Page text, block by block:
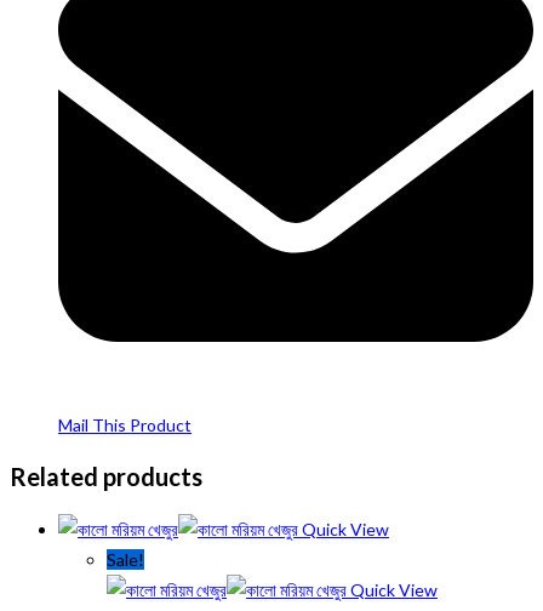
Mail This Product
Related products
Quick View
Sale!
Quick View